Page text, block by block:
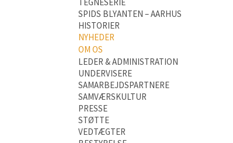
SPIDS BLYANTEN – AARHUS
HISTORIER
NYHEDER
OM OS
LEDER & ADMINISTRATION
UNDERVISERE
SAMARBEJDSPARTNERE
SAMVÆRSKULTUR
PRESSE
STØTTE
VEDTÆGTER